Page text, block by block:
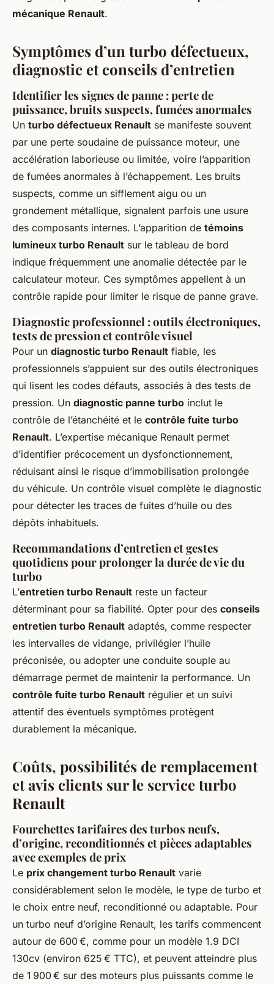
mécanique Renault.
Symptômes d’un turbo défectueux,
diagnostic et conseils d’entretien
Identifier les signes de panne : perte de
puissance, bruits suspects, fumées anormales
Un turbo défectueux Renault se manifeste souvent
par une perte soudaine de puissance moteur, une
accélération laborieuse ou limitée, voire l’apparition
de fumées anormales à l’échappement. Les bruits
suspects, comme un sifflement aigu ou un
grondement métallique, signalent parfois une usure
des composants internes. L’apparition de témoins
lumineux turbo Renault sur le tableau de bord
indique fréquemment une anomalie détectée par le
calculateur moteur. Ces symptômes appellent à un
contrôle rapide pour limiter le risque de panne grave.
Diagnostic professionnel : outils électroniques,
tests de pression et contrôle visuel
Pour un diagnostic turbo Renault fiable, les
professionnels s’appuient sur des outils électroniques
qui lisent les codes défauts, associés à des tests de
pression. Un diagnostic panne turbo inclut le
contrôle de l’étanchéité et le contrôle fuite turbo
Renault. L’expertise mécanique Renault permet
d’identifier précocement un dysfonctionnement,
réduisant ainsi le risque d’immobilisation prolongée
du véhicule. Un contrôle visuel complète le diagnostic
pour détecter les traces de fuites d’huile ou des
dépôts inhabituels.
Recommandations d’entretien et gestes
quotidiens pour prolonger la durée de vie du
turbo
L’entretien turbo Renault reste un facteur
déterminant pour sa fiabilité. Opter pour des conseils
entretien turbo Renault adaptés, comme respecter
les intervalles de vidange, privilégier l’huile
préconisée, ou adopter une conduite souple au
démarrage permet de maintenir la performance. Un
contrôle fuite turbo Renault régulier et un suivi
attentif des éventuels symptômes protègent
durablement la mécanique.
Coûts, possibilités de remplacement
et avis clients sur le service turbo
Renault
Fourchettes tarifaires des turbos neufs,
d’origine, reconditionnés et pièces adaptables
avec exemples de prix
Le prix changement turbo Renault varie
considérablement selon le modèle, le type de turbo et
le choix entre neuf, reconditionné ou adaptable. Pour
un turbo neuf d’origine Renault, les tarifs commencent
autour de 600 €, comme pour un modèle 1.9 DCI
130cv (environ 625 € TTC), et peuvent atteindre plus
de 1 900 € sur des moteurs plus puissants comme le